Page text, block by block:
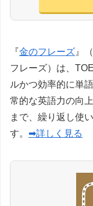
『金のフレーズ』
フレーズ）は、
ルかつ効率的に単
常的な英語力の向
まで、繰り返し使
す。 ➡詳しく見る